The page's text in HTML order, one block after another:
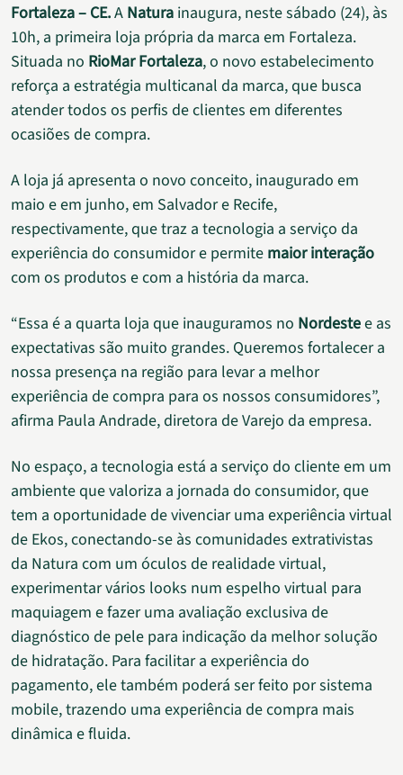
Fortaleza – CE.A Natura inaugura, neste sábado (24), às
10h, a primeira loja própria da marca em Fortaleza.
Situada no RioMar Fortaleza, o novo estabelecimento
reforça a estratégia multicanal da marca, que busca
atender todos os perfis de clientes em diferentes
ocasiões de compra.
A loja já apresenta o novo conceito, inaugurado em
maio e em junho, em Salvador e Recife,
respectivamente, que traz a tecnologia a serviço da
experiência do consumidor e permite maior interação
com os produtos e com a história da marca.
“Essa é a quarta loja que inauguramos no Nordestee as
expectativas são muito grandes. Queremos fortalecer a
nossa presença na região para levar a melhor
experiência de compra para os nossos consumidores”,
afirma Paula Andrade, diretora de Varejo da empresa.
No espaço, a tecnologia está a serviço do cliente em um
ambiente que valoriza a jornada do consumidor, que
tem a oportunidade de vivenciar uma experiência virtual
de Ekos, conectando-se às comunidades extrativistas
da Natura com um óculos de realidade virtual,
experimentar vários looks num espelho virtual para
maquiagem e fazer uma avaliação exclusiva de
diagnóstico de pele para indicação da melhor solução
de hidratação. Para facilitar a experiência do
pagamento, ele também poderá ser feito por sistema
mobile, trazendo uma experiência de compra mais
dinâmica e fluida.